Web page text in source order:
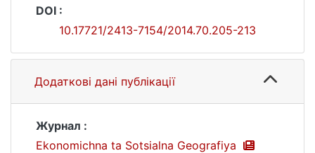
DOI :
10.17721/2413-7154/2014.70.205-213
Додаткові дані публікації
Журнал :
Ekonomichna ta Sotsialna Geografiya